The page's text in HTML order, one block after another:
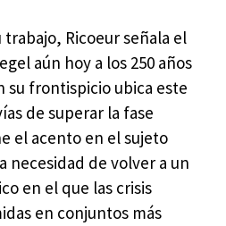
Ricoeur señala el
aún hoy a los 250 años
su frontispicio ubica este
de superar la fase
el acento en el sujeto
necesidad de volver a un
en el que las crisis
en conjuntos más